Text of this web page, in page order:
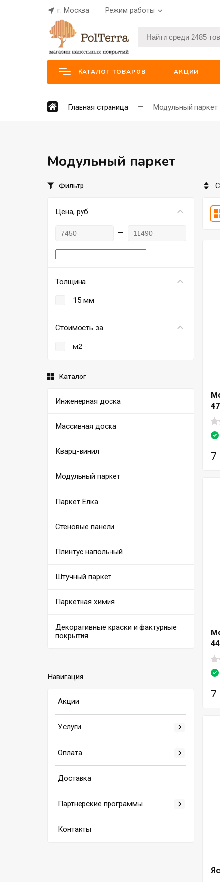
г. Москва Режим работы
КАТАЛОГ ТОВАРОВ АКЦИИ
Главная страница Модульный паркет
Модульный паркет
Фильтр
Цена, руб.
—
Толщина
15 мм
Стоимость за
м2
Каталог
Инженерная доска
Массивная доска
Кварц-винил
Модульный паркет
Паркет Ёлка
Стеновые панели
Плинтус напольный
Штучный паркет
Паркетная химия
Декоративные краски и фактурные
покрытия
Навигация
Акции
Услуги
Оплата
Доставка
Партнерские программы
Контакты
7
7